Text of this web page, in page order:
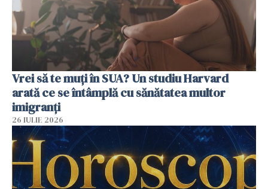
Vrei să te muți în SUA? Un studiu Harvard
arată ce se întâmplă cu sănătatea multor
imigranți
26 IULIE 2026